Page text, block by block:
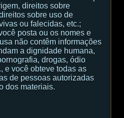
direitos sobre
sobre uso de
ou falecidas, etc.;
posta ou os nomes e
não contêm informações
a dignidade humana,
drogas, ódio
e você obteve todas as
de pessoas autorizadas
dos materiais.